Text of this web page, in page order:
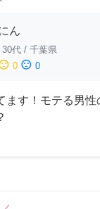
ん
30代 / 千葉県
0 sentiment_dissatisfied 0
ます！モテる男性